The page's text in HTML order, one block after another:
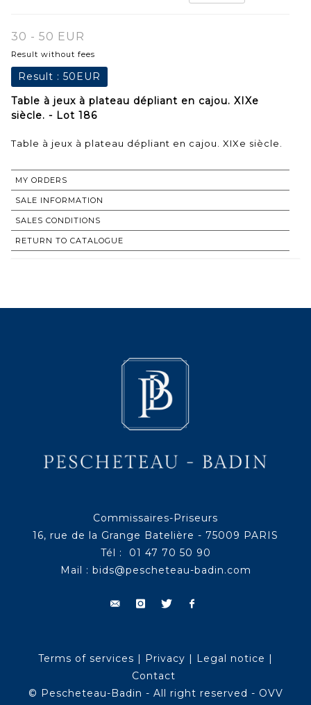
30 - 50 EUR
Result without fees
Result : 50EUR
Table à jeux à plateau dépliant en cajou. XIXe
siècle. - Lot 186
Table à jeux à plateau dépliant en cajou. XIXe siècle.
MY ORDERS
SALE INFORMATION
SALES CONDITIONS
RETURN TO CATALOGUE
Commissaires-Priseurs
16, rue de la Grange Batelière - 75009 PARIS
Tél : 01 47 70 50 90
Mail : bids@pescheteau-badin.com
Terms of services | Privacy | Legal notice |
Contact
© Pescheteau-Badin - All right reserved - OVV